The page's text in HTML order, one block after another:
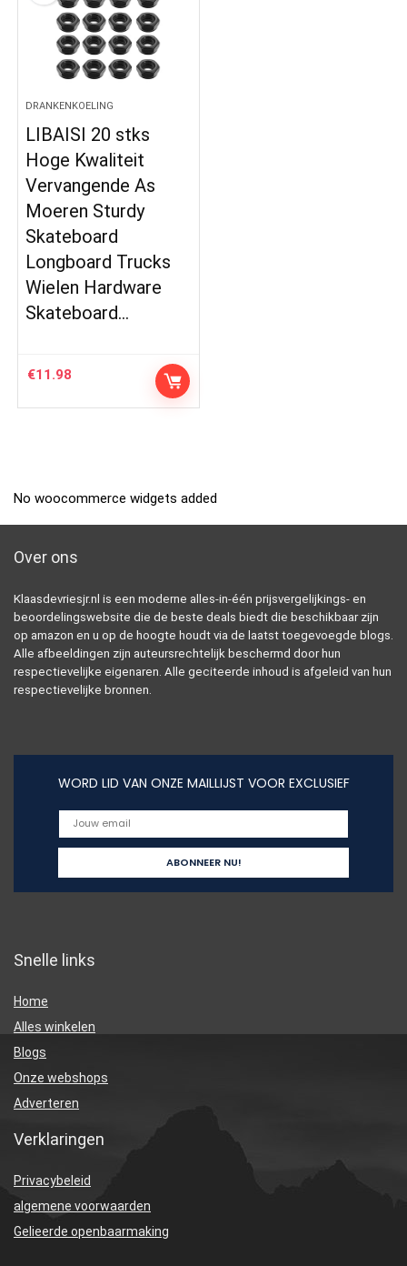
DRANKENKOELING
LIBAISI 20 stks
Hoge Kwaliteit
Vervangende As
Moeren Sturdy
Skateboard
Longboard Trucks
Wielen Hardware
Skateboard…
€11.98
No woocommerce widgets added
Over ons
Klaasdevriesjr.nl is een moderne alles-in-één prijsvergelijkings- en
beoordelingswebsite die de beste deals biedt die beschikbaar zijn
op amazon en u op de hoogte houdt via de laatst toegevoegde blogs.
Alle afbeeldingen zijn auteursrechtelijk beschermd door hun
respectievelijke eigenaren. Alle geciteerde inhoud is afgeleid van hun
respectievelijke bronnen.
WORD LID VAN ONZE MAILLIJST VOOR EXCLUSIEF
Snelle links
Home
Alles winkelen
Blogs
Onze webshops
Adverteren
Verklaringen
Privacybeleid
algemene voorwaarden
Gelieerde openbaarmaking